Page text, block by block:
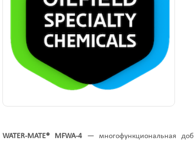
WATER-MATE® MFWA-4— многофункциональная